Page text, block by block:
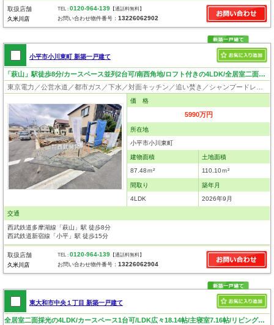
取扱店舗
久米川店
TEL :0120-964-139 【通話料無料】
お問い合わせ物件番号：13226062902
小平市小川東町 新築一戸建て
「萩山」駅徒歩8分/カースペース並列2台可/南西角地/ロフト付きの4LDK/全居室二面採光！
価 格
5990万円
所在地
小平市小川東町
建物面積
87.48ｍ²
土地面積
110.10ｍ²
間取り
4LDK
築年月
2026年9月
交通
西武鉄道多摩湖線「萩山」駅 徒歩8分
西武鉄道新宿線「小平」駅 徒歩15分
取扱店舗
久米川店
TEL :0120-964-139 【通話料無料】
お問い合わせ物件番号：13226062904
東大和市中央１丁目 新築一戸建て
全居室二面採光の4LDK/カースペース1台可/LDK広々18.14帖/主寝室7.16帖/リビングイン階段！